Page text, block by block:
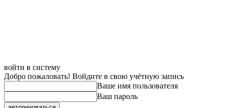
войти в систему
Добро пожаловать! Войдите в свою учётную запись
Ваше имя пользователя
Ваш пароль